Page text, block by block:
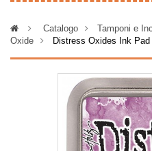
> Catalogo > Tamponi e
Oxide
> Distress Oxides Ink